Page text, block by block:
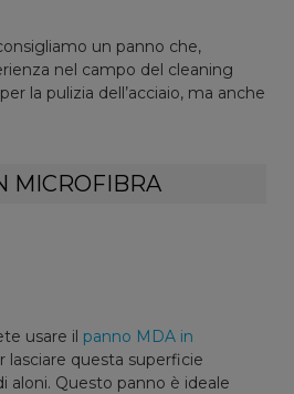
un panno che,
nel campo del cleaning
la pulizia dell’acciaio, ma anche
MICROFIBRA
usare il panno MDA in
lasciare questa superficie
aloni. Questo panno è ideale